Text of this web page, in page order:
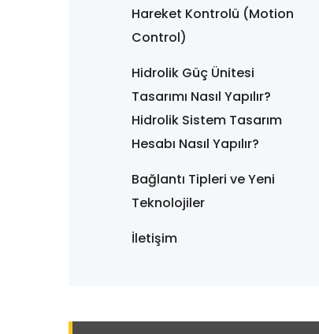
Hareket Kontrolü (Motion
Control)
Hidrolik Güç Ünitesi
Tasarımı Nasıl Yapılır?
Hidrolik Sistem Tasarım
Hesabı Nasıl Yapılır?
Bağlantı Tipleri ve Yeni
Teknolojiler
İletişim